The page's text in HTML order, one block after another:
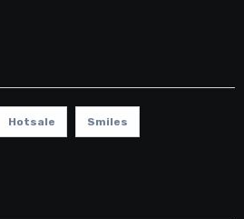
Hotsale Smiles